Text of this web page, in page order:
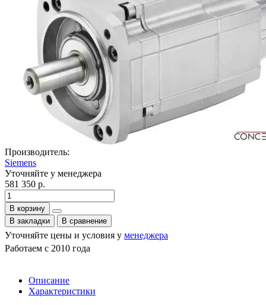
Производитель:
Siemens
Уточняйте у менеджера
581 350 р.
В корзину
В закладки
В сравнение
Уточняйте цены и условия у менеджера
Работаем с 2010 года
Описание
Характеристики